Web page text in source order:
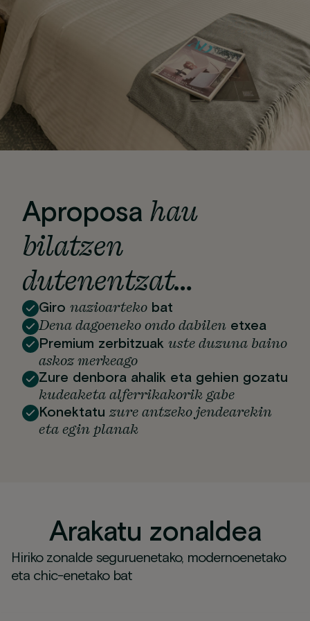
Aproposa hau
bilatzen
dutenentzat…
Giro nazioarteko bat
Dena dagoeneko ondo dabilen etxea
Premium zerbitzuak uste duzuna baino
askoz merkeago
Zure denbora ahalik eta gehien gozatu
kudeaketa alferrikakorik gabe
Konektatuzure antzeko jendearekin
eta egin planak
Arakatu zonaldea
Hiriko zonalde seguruenetako, modernoenetako
eta chic-enetako bat